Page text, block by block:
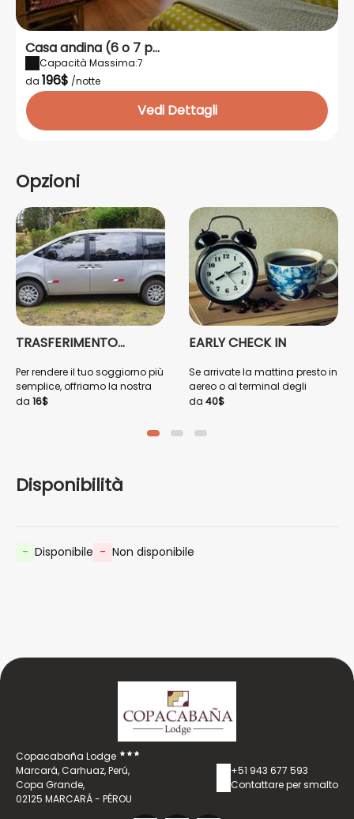
Casa andina (6 o 7 p...
Capacità Massima:7
da 196$ /notte
Vedi Dettagli
Opzioni
TRASFERIMENTO
Per rendere il tuo soggiorno più
semplice, offriamo la nostra
navetta per portarti
da 16$
EARLY CHECK IN
Se arrivate la mattina presto in
aereo o al terminal degli
autobus, vi offriamo il servizio
modo che possiate avere la
da 40$
Disponibilità
- Disponibile - Non disponibile
Copacabaña Lodge
Marcará, Carhuaz, Perú,
Copa Grande,
02125 MARCARÁ - PÉROU
+51 943 677 593
Contattare per smalto